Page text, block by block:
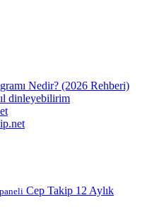
Nedir? (2026 Rehberi)
dinleyebilirim
Cep Takip 12 Aylık